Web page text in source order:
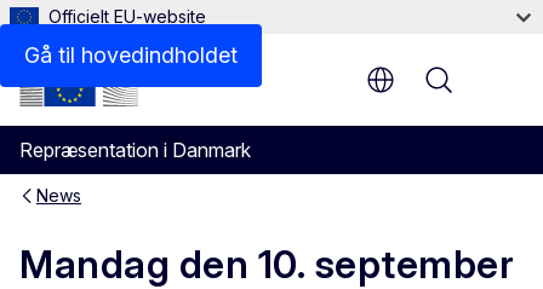
Gå til hovedindholdet
Officielt EU-website
Repræsentation i Danmark
Menu
News
Mandag den 10. september